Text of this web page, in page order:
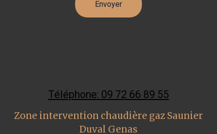
Téléphone: 09 72 66 89 55
Zone intervention chaudière gaz Saunier
Duval Genas